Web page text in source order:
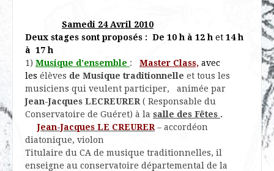
Samedi 24 Avril 2010
Deux stages sont proposés : De 10 h à 12 h et 14 h
à 17 h
1) Musique d’ensemble : Master Class, avec
les élèves de Musique traditionnelle et tous les
musiciens qui veulent participer, animée par
Jean-Jacques LECREURER ( Responsable du
Conservatoire de Guéret) à la salle des Fêtes .
Jean-Jacques LE CREURER – accordéon
diatonique, violon
Titulaire du CA de musique traditionnelles, il
enseigne au conservatoire départemental de la